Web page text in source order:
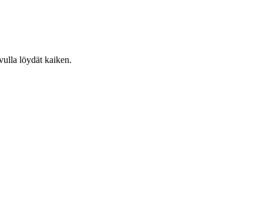
löydät kaiken.